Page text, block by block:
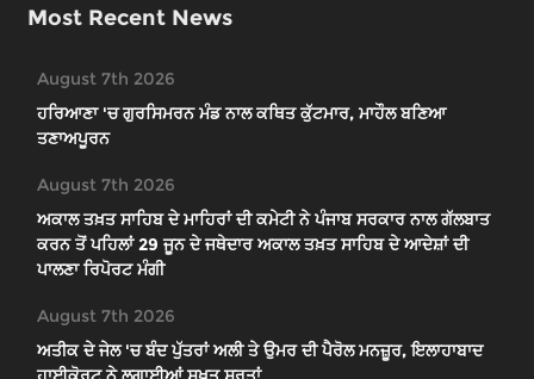
Most Recent News
August 7th 2026
ਹਰਿਆਣਾ 'ਚ ਗੁਰਸਿਮਰਨ ਮੰਡ ਨਾਲ ਕਥਿਤ ਕੁੱਟਮਾਰ, ਮਾਹੌਲ ਬਣਿਆ
ਤਣਾਅਪੂਰਨ
August 7th 2026
ਅਕਾਲ ਤਖ਼ਤ ਸਾਹਿਬ ਦੇ ਮਾਹਿਰਾਂ ਦੀ ਕਮੇਟੀ ਨੇ ਪੰਜਾਬ ਸਰਕਾਰ ਨਾਲ ਗੱਲਬਾਤ
ਕਰਨ ਤੋਂ ਪਹਿਲਾਂ 29 ਜੂਨ ਦੇ ਜਥੇਦਾਰ ਅਕਾਲ ਤਖ਼ਤ ਸਾਹਿਬ ਦੇ ਆਦੇਸ਼ਾਂ ਦੀ
ਪਾਲਣਾ ਰਿਪੋਰਟ ਮੰਗੀ
August 7th 2026
ਅਤੀਕ ਦੇ ਜੇਲ 'ਚ ਬੰਦ ਪੁੱਤਰਾਂ ਅਲੀ ਤੇ ਉਮਰ ਦੀ ਪੈਰੋਲ ਮਨਜ਼ੂਰ, ਇਲਾਹਾਬਾਦ